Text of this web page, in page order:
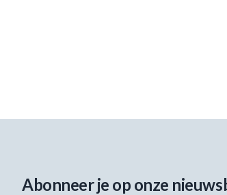
Abonneer je op onze